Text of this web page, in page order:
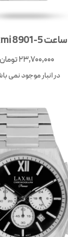
ساعت Laxmi 8901-5
23,700,000تومان
در انبار موجود نمی باشد